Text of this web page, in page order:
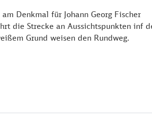
Denkmal für Johann Georg Fischer
die Strecke an Aussichtspunkten inf
Grund weisen den Rundweg.